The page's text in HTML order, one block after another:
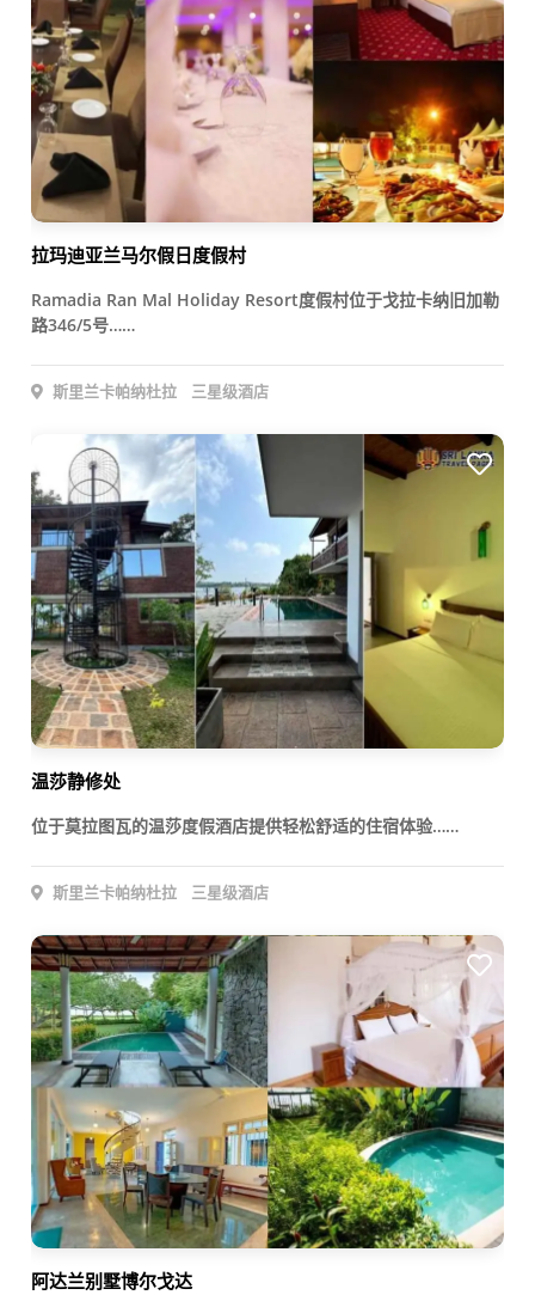
拉玛迪亚兰马尔假日度假村
Ramadia Ran Mal Holiday Resort度假村位于戈拉卡纳旧加勒
路346/5号……
斯里兰卡帕纳杜拉 三星级酒店
温莎静修处
位于莫拉图瓦的温莎度假酒店提供轻松舒适的住宿体验……
斯里兰卡帕纳杜拉 三星级酒店
阿达兰别墅博尔戈达